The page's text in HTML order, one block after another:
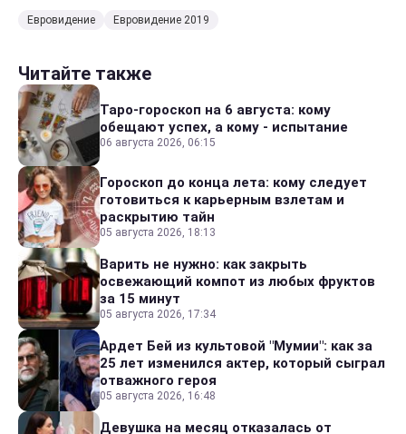
Евровидение Евровидение 2019
Читайте также
Таро-гороскоп на 6 августа: кому
обещают успех, а кому - испытание
06 августа 2026, 06:15
Гороскоп до конца лета: кому следует
готовиться к карьерным взлетам и
раскрытию тайн
05 августа 2026, 18:13
Варить не нужно: как закрыть
освежающий компот из любых фруктов
за 15 минут
05 августа 2026, 17:34
Ардет Бей из культовой "Мумии": как за
25 лет изменился актер, который сыграл
отважного героя
05 августа 2026, 16:48
Девушка на месяц отказалась от